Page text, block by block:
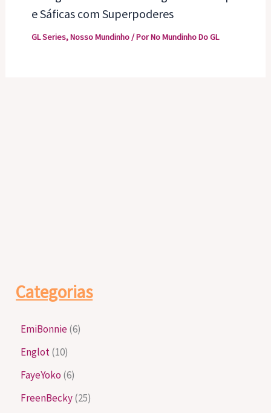
e Sáficas com Superpoderes
GL Series,Nosso Mundinho/ PorNo Mundinho Do GL
Categorias
EmiBonnie(6)
Englot(10)
FayeYoko (6)
FreenBecky(25)